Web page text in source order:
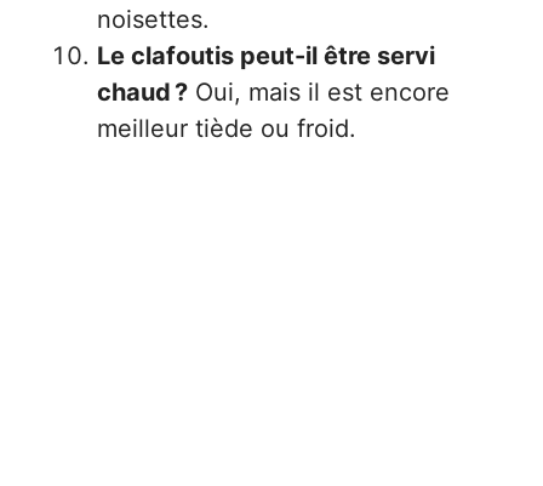
noisettes.
Le clafoutis peut-il être servi
chaud ? Oui, mais il est encore
meilleur tiède ou froid.